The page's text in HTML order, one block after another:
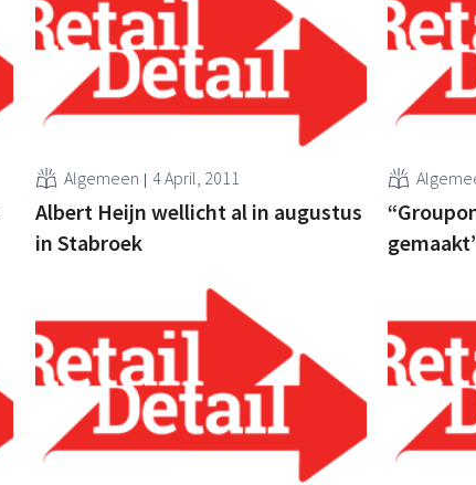
Algemeen 4 April, 2011
Albert Heijn wellicht al in augustus
in Stabroek